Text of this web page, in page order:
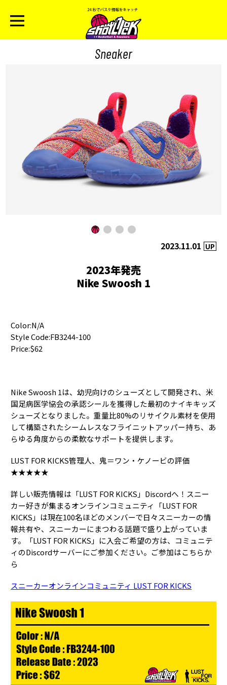
Sneaker
2023.11.01 UP
2023年発売
Nike Swoosh 1
Color:N/A
Style Code:FB3244-100
Price:$62
Nike Swoosh 1は、幼児向けのシューズとして開発され、米
国足病医学協会の承認シールを獲得した最初のナイキキッズ
シューズとなりました。重量比80%のリサイクル素材を使用
して構築されたシームレスなフライニットアッパー持ち、あ
らゆる角度からの柔軟なサポートを提供します。
LUST FOR KICKS管理人、鬼＝ワン・ケノービの評価
★★★★★
詳しい販売情報は「LUST FOR KICKS」Discordへ！スニー
カー好きが集まるオンラインコミュニティ「LUST FOR
KICKS」は現在100名ほどのメンバーで日々スニーカーの情
報共有や、スニーカーにまつわる話題で盛り上がっていま
す。「LUST FOR KICKS」に入会ご希望の方は、コミュニテ
ィのDiscordサーバーにご参加ください。ご参加はこちらか
ら
スニーカーオンラインコミュニティ LUST FOR KICKS